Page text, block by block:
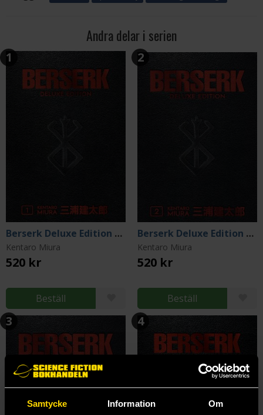
Samtycke Information Om
Andra delar i serien
1
Berserk Deluxe Edition Vol 1
Kentaro Miura
520 kr
Beställ
2
Berserk Deluxe Edition Vol 2
Kentaro Miura
520 kr
Beställ
3 4